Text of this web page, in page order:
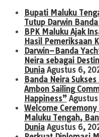
Bupati Maluku
Tutup Darwin
BPK Maluku Ajak
Hasil Pemeriksaan
Darwin–Banda
Neira sebagai
Dunia Agustus 6,
Banda Neira
Ambon Sailing
Happiness”
Welcome
Maluku Tengah,
Dunia Agustus 6,